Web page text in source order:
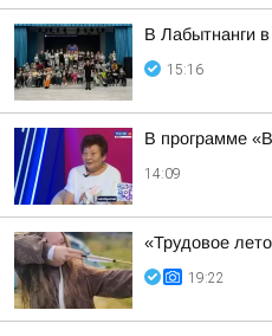
В Лабытнанги
15:16
В программе
14:09
«Трудовое
19:22